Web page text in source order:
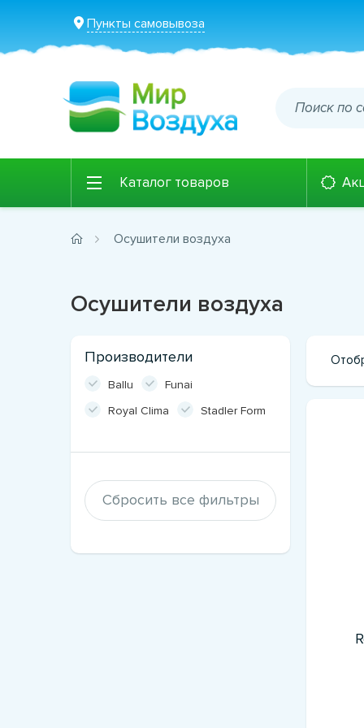
Пункты самовывоза
Каталог товаров
Осушители воздуха
Осушители воздуха
Производители
Ballu
Funai
Royal Clima
Stadler Form
Сбросить все фильтры